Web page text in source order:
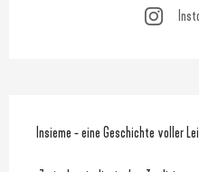
Beschreibung
Insieme - eine Geschichte voller